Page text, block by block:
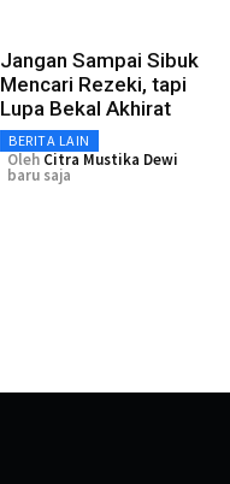
Jangan Sampai Sibuk
Mencari Rezeki, tapi
Lupa Bekal Akhirat
BERITA LAIN
Oleh Citra Mustika Dewi
baru saja